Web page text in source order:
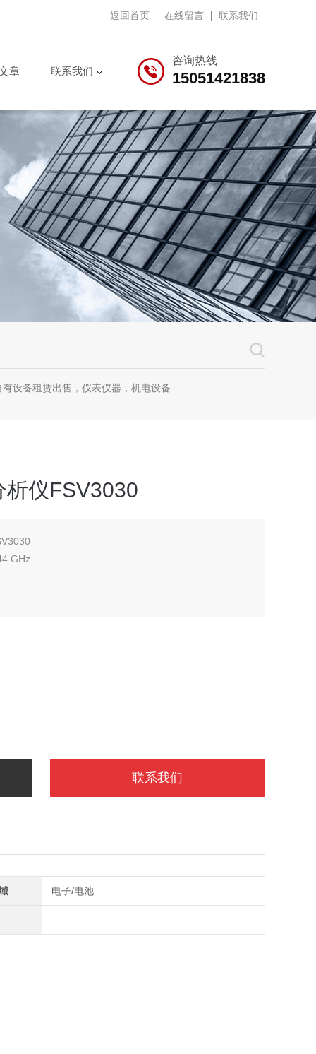
返回首页 在线留言 联系我们
咨询热线
15051421838
章 联系我们
设备租赁出售，仪表仪器，机电设备
仪FSV3030
GHz
联系我们
电子/电池